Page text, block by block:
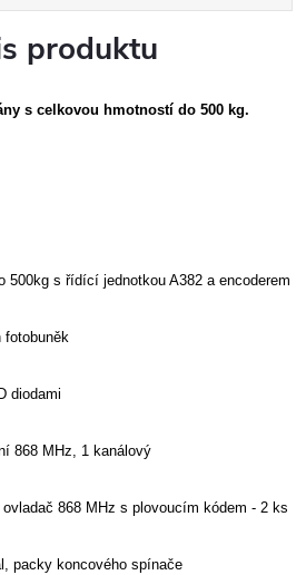
produktu
s celkovou hmotností do 500 kg.
500kg s řídící jednotkou A382 a encoderem
fotobuněk
diodami
868 MHz, 1 kanálový
868 MHz s plovoucím kódem - 2 ks
packy koncového spínače